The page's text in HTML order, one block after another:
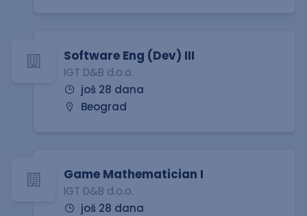
Software Eng (Dev) III
IGT D&B d.o.o.
još 28 dana
Beograd
Game Mathematician I
IGT D&B d.o.o.
još 28 dana